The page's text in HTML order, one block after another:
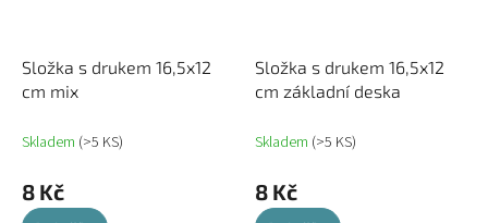
Složka s drukem 16,5x12
cm mix
Skladem (>5 KS)
8 Kč
Složka s drukem 16,5x12
cm základní deska
Skladem (>5 KS)
8 Kč